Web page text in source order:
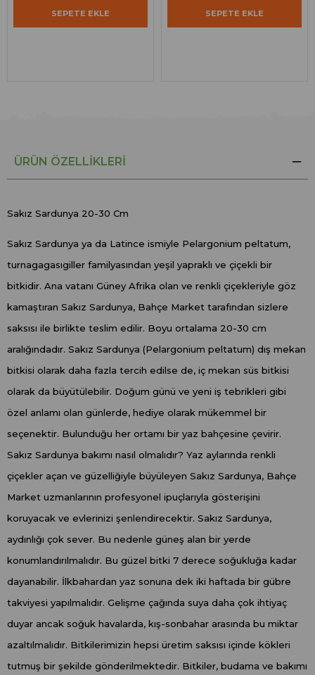
SEPETE EKLE SEPETE EKLE
ÜRÜN ÖZELLIKLERI
Sakız Sardunya 20-30 Cm
Sakız Sardunya ya da Latince ismiyle Pelargonium peltatum,
turnagagasıgiller familyasından yeşil yapraklı ve çiçekli bir
bitkidir. Ana vatanı Güney Afrika olan ve renkli çiçekleriyle göz
kamaştıran Sakız Sardunya, Bahçe Market tarafından sizlere
saksısı ile birlikte teslim edilir. Boyu ortalama 20-30 cm
aralığındadır. Sakız Sardunya (Pelargonium peltatum) dış mekan
bitkisi olarak daha fazla tercih edilse de, iç mekan süs bitkisi
olarak da büyütülebilir. Doğum günü ve yeni iş tebrikleri gibi
özel anlamı olan günlerde, hediye olarak mükemmel bir
seçenektir. Bulunduğu her ortamı bir yaz bahçesine çevirir.
Sakız Sardunya bakımı nasıl olmalıdır? Yaz aylarında renkli
çiçekler açan ve güzelliğiyle büyüleyen Sakız Sardunya, Bahçe
Market uzmanlarının profesyonel ipuçlarıyla gösterişini
koruyacak ve evlerinizi şenlendirecektir. Sakız Sardunya,
aydınlığı çok sever. Bu nedenle güneş alan bir yerde
konumlandırılmalıdır. Bu güzel bitki 7 derece soğukluğa kadar
dayanabilir. İlkbahardan yaz sonuna dek iki haftada bir gübre
takviyesi yapılmalıdır. Gelişme çağında suya daha çok ihtiyaç
duyar ancak soğuk havalarda, kış-sonbahar arasında bu miktar
azaltılmalıdır. Bitkilerimizin hepsi üretim saksısı içinde kökleri
tutmuş bir şekilde gönderilmektedir. Bitkiler, budama ve bakımı